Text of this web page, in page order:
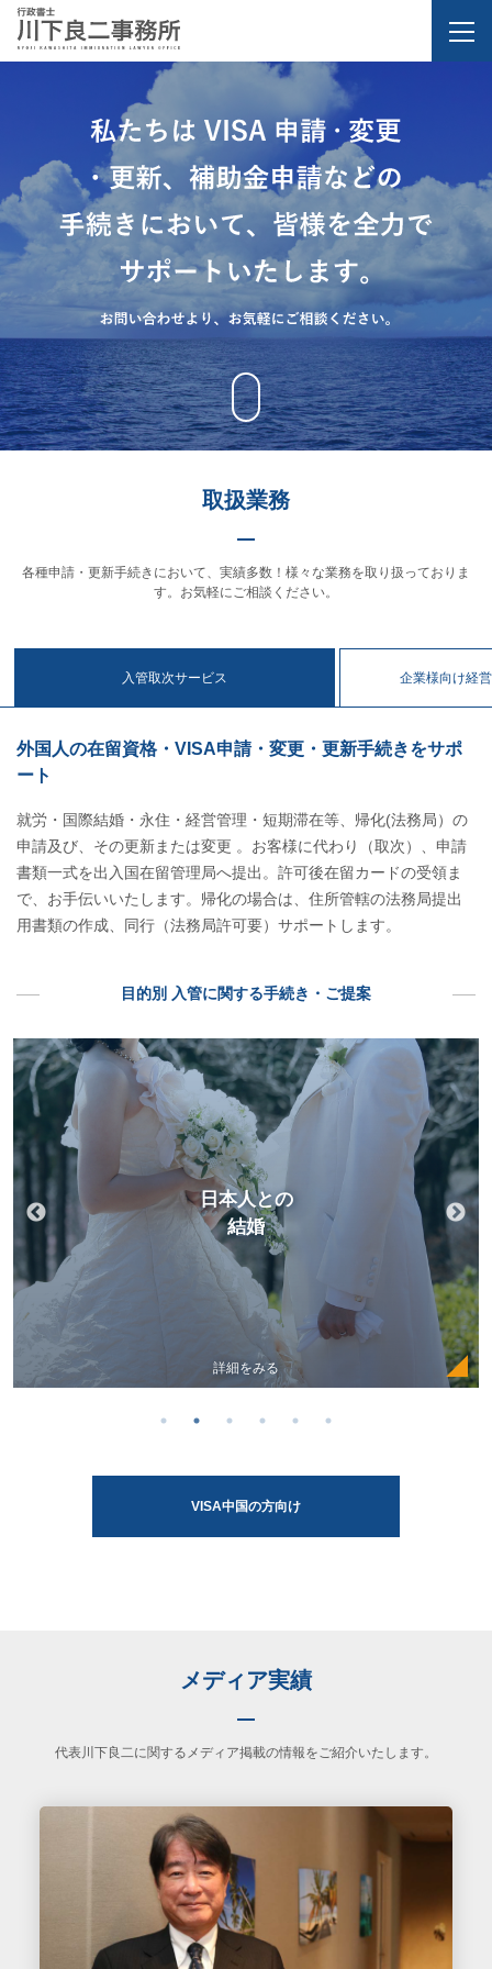
取扱業務
各種申請・更新手続きにおいて、実績多数！様々な業務を取り扱っておりま
す。お気軽にご相談ください。
入管取次サービス 企業様向け経
外国人の在留資格・VISA申請・変更・更新手続きをサポ
ート
就労・国際結婚・永住・経営管理・短期滞在等、帰化(法務局）の
申請及び、その更新または変更 。お客様に代わり（取次）、申請
書類一式を出入国在留管理局へ提出。許可後在留カードの受領ま
で、お手伝いいたします。帰化の場合は、住所管轄の法務局提出
用書類の作成、同行（法務局許可要）サポートします。
目的別 入管に関する手続き・ご提案
日本人との
結婚
詳細をみる
VISA中国の方向け
メディア実績
代表川下良二に関するメディア掲載の情報をご紹介いたします。